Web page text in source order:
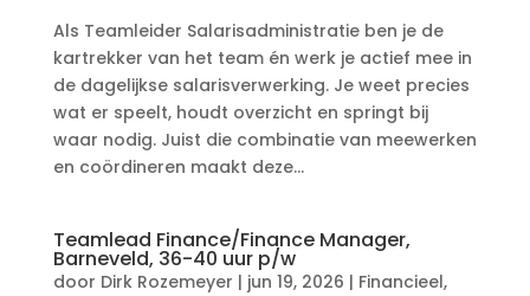
Als Teamleider Salarisadministratie ben je de
kartrekker van het team én werk je actief mee in
de dagelijkse salarisverwerking. Je weet precies
wat er speelt, houdt overzicht en springt bij
waar nodig. Juist die combinatie van meewerken
en coördineren maakt deze...
Teamlead Finance/Finance Manager,
Barneveld, 36-40 uur p/w
door Dirk Rozemeyer | jun 19, 2026 | Financieel,